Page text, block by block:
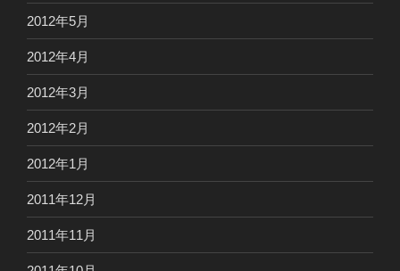
2012年5月
2012年4月
2012年3月
2012年2月
2012年1月
2011年12月
2011年11月